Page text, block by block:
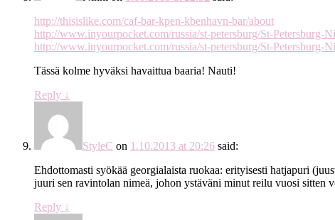
http://thisislike.com/caf-bar-kpen-kbenhavn-bar/about
http://www.inyourpocket.com/russia/st-petersburg/St-Petersburg-
http://www.inyourpocket.com/russia/st-petersburg/St-Petersburg-
Tässä kolme hyväksi havaittua baaria! Nauti!
Reply ↓
StyleC on 1.10.2013 at 20:26 said:
Ehdottomasti syökää georgialaista ruokaa: erityisesti hatjapuri
juuri sen ravintolan nimeä, johon ystäväni minut reilu vuosi sitten
Reply ↓